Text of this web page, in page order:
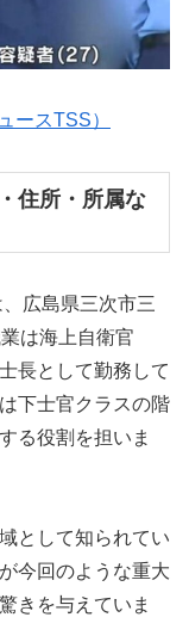
ースTSS）
住所・所属な
広島県三次市三
は海上自衛官
長として勤務して
下士官クラスの階
る役割を担いま
として知られてい
今回のような重大
きを与えていま